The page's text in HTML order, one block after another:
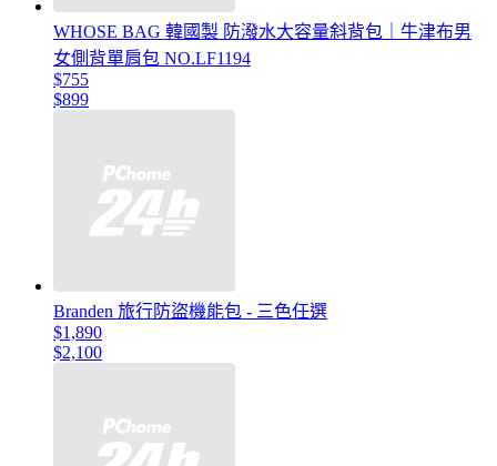
WHOSE BAG 韓國製 防潑水大容量斜背包｜牛津布男
女側背單肩包 NO.LF1194
$755
$899
Branden 旅行防盜機能包 - 三色任選
$1,890
$2,100